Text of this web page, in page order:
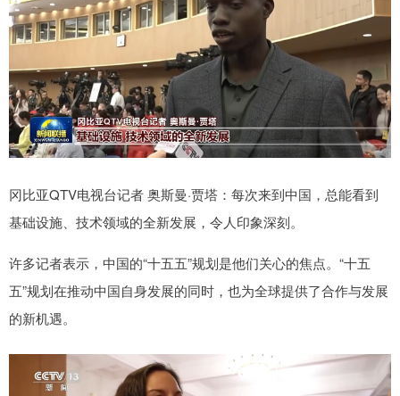
冈比亚QTV电视台记者 奥斯曼·贾塔：每次来到中国，总能看到
基础设施、技术领域的全新发展，令人印象深刻。
许多记者表示，中国的“十五五”规划是他们关心的焦点。“十五
五”规划在推动中国自身发展的同时，也为全球提供了合作与发展
的新机遇。